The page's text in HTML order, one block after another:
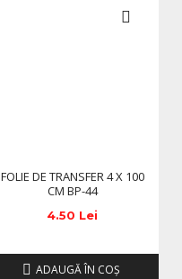
FOLIE DE TRANSFER 4 X 100
CM BP-44
4.50 Lei
ADAUGĂ ÎN COŞ